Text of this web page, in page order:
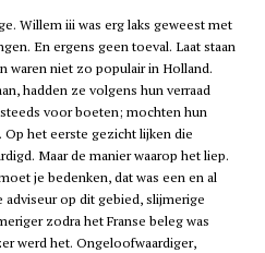
Willemiiiwas erg laks geweest met
En ergens geen toeval. Laat staan
waren niet zo populair in Holland.
hadden ze volgens hun verraad
voor boeten; mochten hun
het eerste gezicht lijken die
Maar de manier waarop het liep.
je bedenken, dat was een en al
op dit gebied, slijmerige
zodra het Franse beleg was
werd het. Ongeloofwaardiger,